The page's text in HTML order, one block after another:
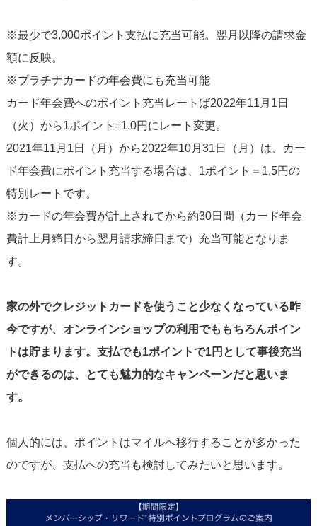
※最少で3,000ポイント支払に充当可能。翌月以降の請求金
額に反映。
※プラチナカードの年会費にも充当可能
カード年会費へのポイント充当レートば2022年11月1日
（火）から1ポイント=1.0円にレート変更。
2021年11月1日（月）から2022年10月31日（月）は、カー
ド年会費にポイント充当する場合は、1ポイント＝1.5円の
特別レートです。
※カードの年会費が計上されてから約30日間（カード年会
費計上月締日から翌月請求締日まで）充当可能となりま
す。
家の外でクレジットカードを使うこと少なくなっている昨
今ですが、オンラインショップの利用でももちろんポイン
トは貯まります。支払でも1ポイントで1円として事後充当
ができるのは、とても魅力的なキャンペーンだと思いま
す。
個人的には、ポイントはマイルへ移行することが多かった
のですが、支払への充当も検討してみたいと思います。